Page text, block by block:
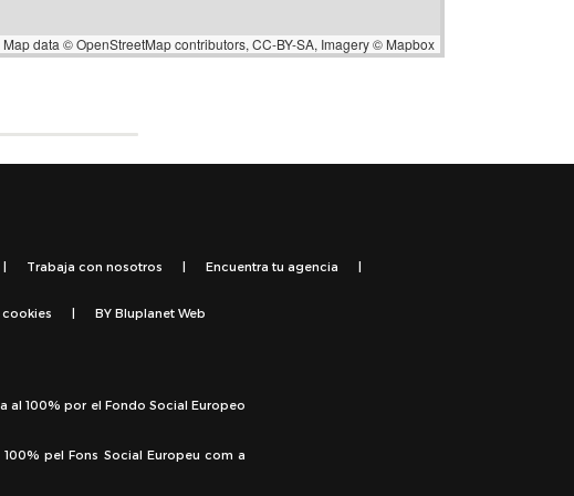
Map data ©OpenStreetMapcontributors, CC-BY-SA, Imagery © Mapbox
| Trabaja con nosotros | Encuentra tu agencia |
| BY Bluplanet Web
al 100% por el Fondo Social Europeo
pel Fons Social Europeu com a